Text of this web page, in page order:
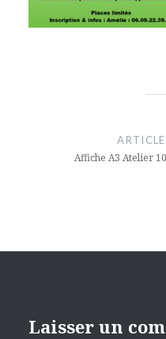
l’articleAffiche A3 Atelier
Laisser un